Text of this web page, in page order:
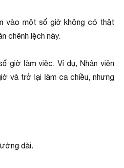
vào một số giờ không có thật
chênh lệch này.
giờ làm việc. Ví dụ, Nhân viên
và trở lại làm ca chiều, nhưng
dài.